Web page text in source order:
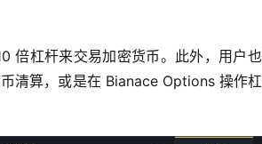
倍杠杆来交易加密货币。此外，用户
清算，或是在 Bianace Options 操作杠